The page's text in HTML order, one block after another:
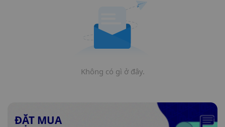
Không có gì ở đây.
ĐẶT MUA